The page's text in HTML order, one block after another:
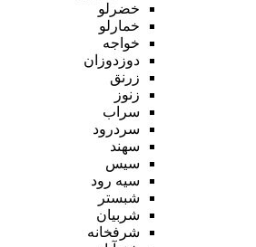
خضرلو
خمارلو
خواجه
دوزدوزان
زرنق
زنوز
سراب
سردرود
سهند
سیس
سیه رود
شبستر
شربیان
شرفخانه